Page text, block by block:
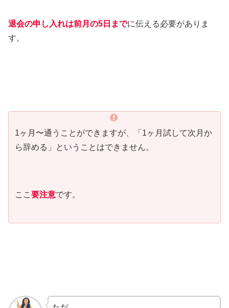
退会の申し入れは前月の5日までに伝える必要がありま
す。
1ヶ月〜通うことができますが、「1ヶ月試して次月か
ら辞める」ということはできません。
ここ 要注意です。